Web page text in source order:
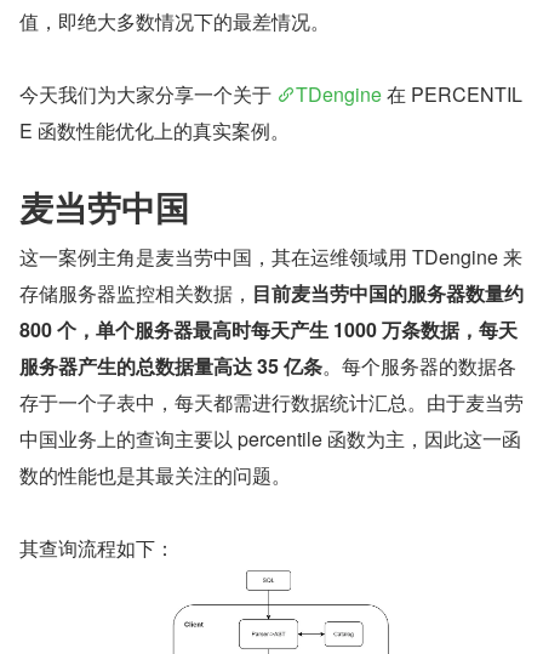
值，即绝大多数情况下的最差情况。
今天我们为大家分享一个关于 TDengine 在 PERCENTIL
E 函数性能优化上的真实案例。
麦当劳中国
这一案例主角是麦当劳中国，其在运维领域用 TDengine 来
存储服务器监控相关数据， 目前麦当劳中国的服务器数量约
800 个，单个服务器最高时每天产生 1000 万条数据，每天
服务器产生的总数据量高达 35 亿条。每个服务器的数据各
存于一个子表中，每天都需进行数据统计汇总。由于麦当劳
中国业务上的查询主要以 percentile 函数为主，因此这一函
数的性能也是其最关注的问题。
其查询流程如下：